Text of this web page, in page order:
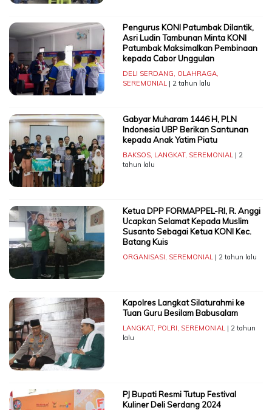
Pengurus KONI Patumbak Dilantik,
Asri Ludin Tambunan Minta KONI
Patumbak Maksimalkan Pembinaan
kepada Cabor Unggulan
DELI SERDANG, OLAHRAGA,
SEREMONIAL| 2 tahun lalu
Gabyar Muharam 1446 H, PLN
Indonesia UBP Berikan Santunan
kepada Anak Yatim Piatu
BAKSOS, LANGKAT, SEREMONIAL| 2
tahun lalu
Ketua DPP FORMAPPEL-RI, R. Anggi
Ucapkan Selamat Kepada Muslim
Susanto Sebagai Ketua KONI Kec.
Batang Kuis
ORGANISASI, SEREMONIAL| 2 tahun lalu
Kapolres Langkat Silaturahmi ke
Tuan Guru Besilam Babusalam
LANGKAT, POLRI, SEREMONIAL| 2 tahun
lalu
PJ Bupati Resmi Tutup Festival
Kuliner Deli Serdang 2024